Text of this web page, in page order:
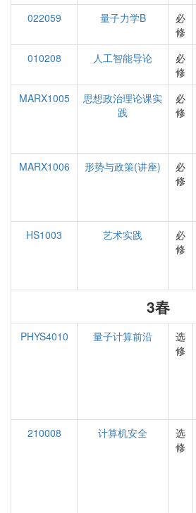
022059
量子力学B
必
修
010208
人工智能导论
必
修
MARX1005
思想政治理论课实
践
必
修
MARX1006
形势与政策(讲座)
必
修
HS1003
艺术实践
必
修
3春
PHYS4010 量子计算前沿
选
修
210008
计算机安全
选
修